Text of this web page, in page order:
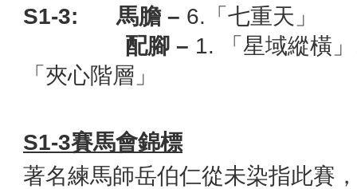
S1-3: 馬膽– 6.「七重天」
配腳 – 1. 「星域縱橫
「夾心階層」
S1-3賽馬會錦標
著名練馬師岳伯仁從未染指此賽